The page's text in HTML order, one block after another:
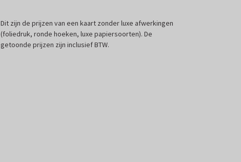
Dit zijn de prijzen van een kaart zonder luxe afwerkingen
(foliedruk, ronde hoeken, luxe papiersoorten). De
getoonde prijzen zijn inclusief BTW.